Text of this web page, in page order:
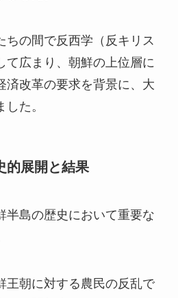
ちの間で反西学（反キリス
て広まり、朝鮮の上位層に
済改革の要求を背景に、大
た。
的展開と結果
半島の歴史において重要な
王朝に対する農民の反乱で